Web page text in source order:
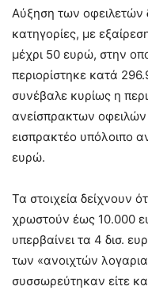
Αύξηση των οφειλετών
κατηγορίες, με
μέχρι 50 ευρώ, στην
περιορίστηκε κατά
συνέβαλε κυρίως η
ανείσπρακτων
εισπρακτέο υπόλοιπο
ευρώ.
Τα στοιχεία δείχνουν
χρωστούν έως 10.000
υπερβαίνει τα 4 δισ.
των «ανοιχτών
συσσωρεύτηκαν είτε